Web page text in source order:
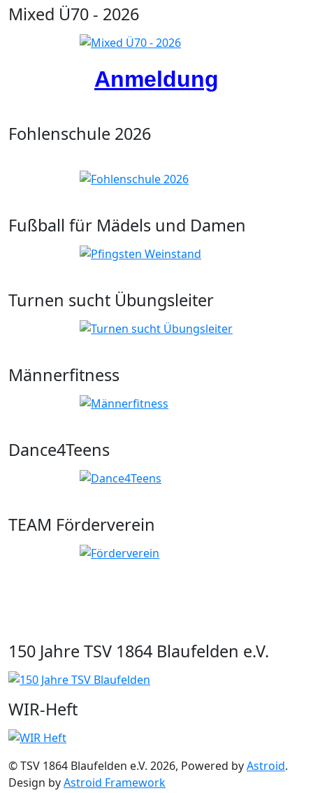
Mixed Ü70 - 2026
Anmeldung
Fohlenschule 2026
Fußball für Mädels und Damen
Turnen sucht Übungsleiter
Männerfitness
Dance4Teens
TEAM Förderverein
150 Jahre TSV 1864 Blaufelden e.V.
WIR-Heft
© TSV 1864 Blaufelden e.V. 2026, Powered byAstroid.
Design byAstroid Framework